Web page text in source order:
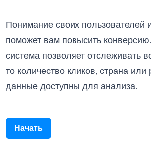
поможет вам повысить
система позволяет отслеживать
то количество кликов, страна или
данные доступны для анализа.
Начать